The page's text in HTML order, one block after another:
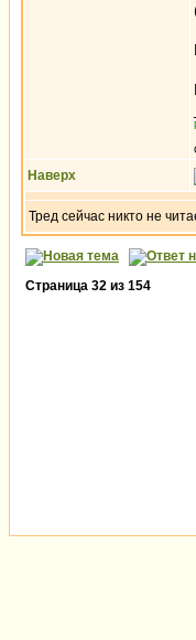
Наверх
Тред сейчас никто не
Страница 32 из 154